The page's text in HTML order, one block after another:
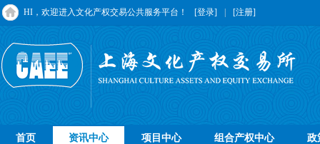
HI，欢迎进入文化产权交易公共服务平台！ [登录] [注册]
首页 资讯中心 项目中心 组合产权中心 政